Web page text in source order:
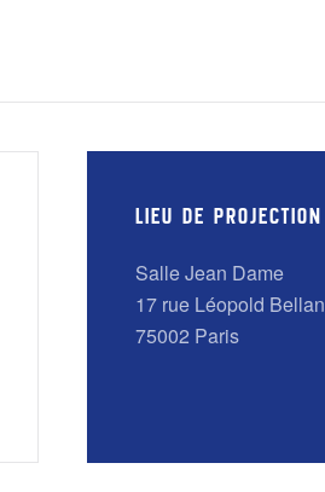
LIEU DE PROJECTION
Salle Jean Dame
17 rue Léopold Bellan
75002 Paris